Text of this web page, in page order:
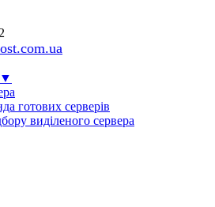
▼
готових серверів
виділеного сервера